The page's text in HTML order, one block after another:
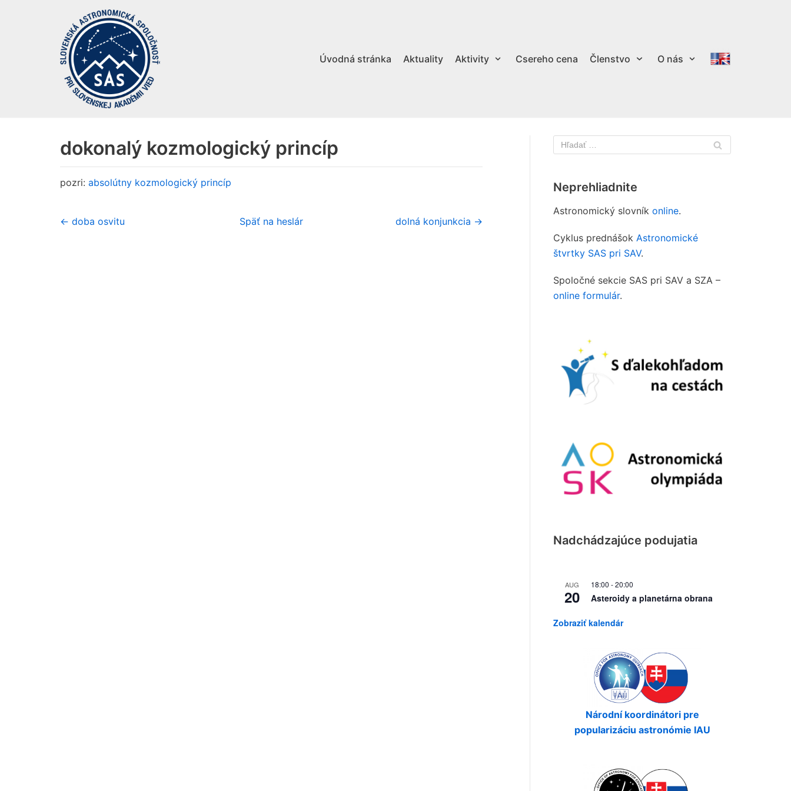
Úvodná stránka Aktuality Aktivity Csereho cena Členstvo O nás
dokonalý kozmologický princíp
pozri: absolútny kozmologický princíp
← doba osvitu Späť na heslár dolná konjunkcia →
Neprehliadnite
Astronomický slovník online.
Cyklus prednášok Astronomické
štvrtky SAS pri SAV.
Spoločné sekcie SAS pri SAV a SZA –
online formulár.
Nadchádzajúce podujatia
AUG
20
18:00 -20:00
Asteroidy a planetárna obrana
Zobraziť kalendár
Národní koordinátori pre
popularizáciu astronómie IAU